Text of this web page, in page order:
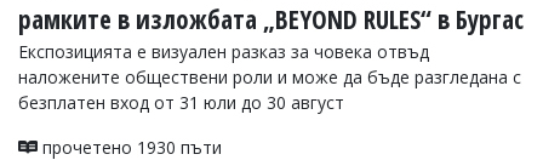
рамките в изложбата „BEYOND RULES“ в Бургас
Експозицията е визуален разказ за човека отвъд
наложените обществени роли и може да бъде разгледана с
безплатен вход от 31 юли до 30 август
прочетено 1930 пъти